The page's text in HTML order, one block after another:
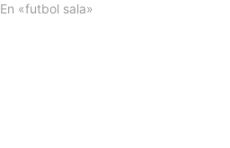
delegado de UPS Hospitales nos
En «futbol sala»